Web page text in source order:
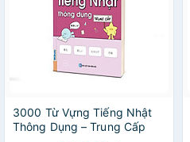
3000 Từ Vựng Tiếng Nhật
Thông Dụng – Trung Cấp